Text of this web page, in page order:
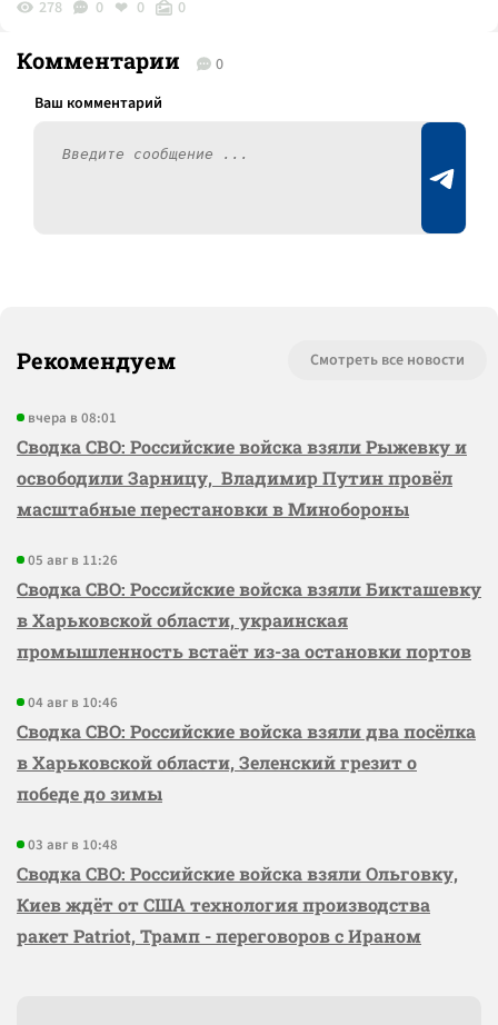
278 0 0 0
Комментарии 0
Рекомендуем Смотреть все новости
вчера в 08:01
Сводка СВО: Российские войска взяли Рыжевку и
освободили Зарницу, Владимир Путин провёл
масштабные перестановки в Минобороны
05 авг в 11:26
Сводка СВО: Российские войска взяли Бикташевку
в Харьковской области, украинская
промышленность встаёт из-за остановки портов
04 авг в 10:46
Сводка СВО: Российские войска взяли два посёлка
в Харьковской области, Зеленский грезит о
победе до зимы
03 авг в 10:48
Сводка СВО: Российские войска взяли Ольговку,
Киев ждёт от США технология производства
ракет Patriot, Трамп - переговоров с Ираном